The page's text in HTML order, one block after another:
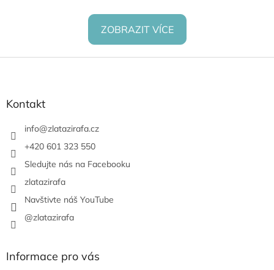
ZOBRAZIT VÍCE
Z
Kontakt
info@zlatazirafa.cz
+420 601 323 550
Sledujte nás na Facebooku
zlatazirafa
Navštivte náš YouTube
@zlatazirafa
Informace pro vás